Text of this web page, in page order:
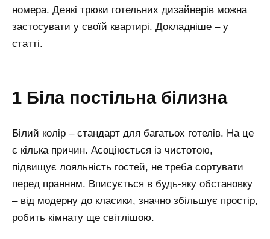
номера. Деякі трюки готельних дизайнерів можна
застосувати у своїй квартирі. Докладніше – у
статті.
1 Біла постільна білизна
Білий колір – стандарт для багатьох готелів. На це
є кілька причин. Асоціюється із чистотою,
підвищує лояльність гостей, не треба сортувати
перед пранням. Вписується в будь-яку обстановку
– від модерну до класики, значно збільшує простір,
робить кімнату ще світлішою.